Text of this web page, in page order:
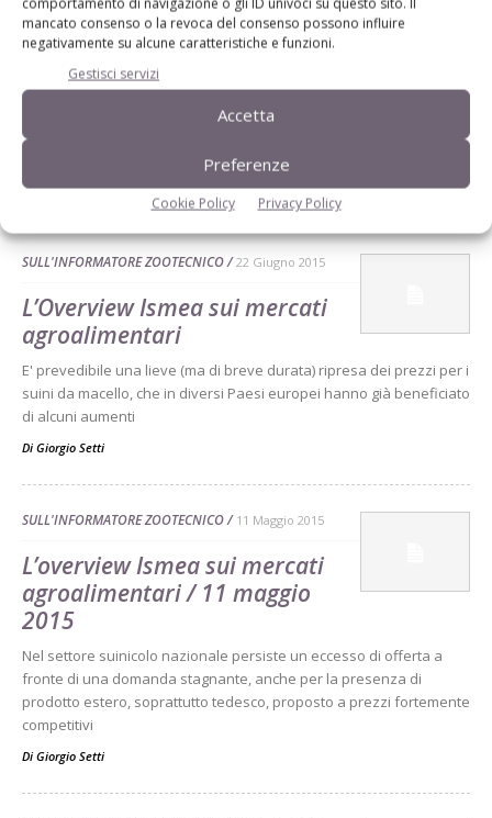
comportamento di navigazione o gli ID univoci su questo sito. Il
mancato consenso o la revoca del consenso possono influire
negativamente su alcune caratteristiche e funzioni.
Gestisci servizi
Accetta
Preferenze
Cookie Policy Privacy Policy
Dalla stessa categoria
SULL'INFORMATORE ZOOTECNICO 22 Giugno 2015
L’Overview Ismea sui mercati
agroalimentari
E' prevedibile una lieve (ma di breve durata) ripresa dei prezzi per i
suini da macello, che in diversi Paesi europei hanno già beneficiato
di alcuni aumenti
Di Giorgio Setti
SULL'INFORMATORE ZOOTECNICO 11 Maggio 2015
L’overview Ismea sui mercati
agroalimentari / 11 maggio
2015
Nel settore suinicolo nazionale persiste un eccesso di offerta a
fronte di una domanda stagnante, anche per la presenza di
prodotto estero, soprattutto tedesco, proposto a prezzi fortemente
competitivi
Di Giorgio Setti